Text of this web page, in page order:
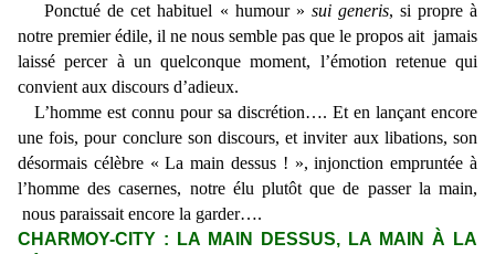
Ponctué de cet habituel « humour » sui generis, si propre à
notre premier édile, il ne nous semble pas que le propos ait jamais
laissé percer à un quelconque moment, l’émotion retenue qui
convient aux discours d’adieux.
L’homme est connu pour sa discrétion…. Et en lançant encore
une fois, pour conclure son discours, et inviter aux libations, son
désormais célèbre « La main dessus ! », injonction empruntée à
l’homme des casernes, notre élu plutôt que de passer la main,
nous paraissait encore la garder….
CHARMOY-CITY : LA MAIN DESSUS, LA MAIN À LA